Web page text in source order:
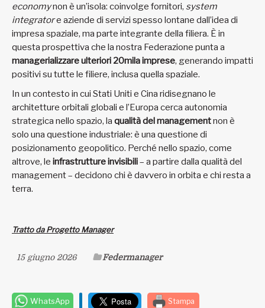
economynon è un’isola: coinvolge fornitori, system
integratore aziende di servizi spesso lontane dall’idea di
impresa spaziale, ma parte integrante della filiera. È in
questa prospettiva che la nostra Federazione punta a
managerializzare ulteriori 20mila imprese, generando impatti
positivi su tutte le filiere, inclusa quella spaziale.
In un contesto in cui Stati Uniti e Cina ridisegnano le
architetture orbitali globali e l’Europa cerca autonomia
strategica nello spazio, la qualità del managementnon è
solo una questione industriale: è una questione di
posizionamento geopolitico. Perché nello spazio, come
altrove, le infrastrutture invisibili– a partire dalla qualità del
management – decidono chi è davvero in orbita e chi resta a
terra.
Tratto da Progetto Manager
15 giugno 2026 Federmanager
WhatsApp Stampa